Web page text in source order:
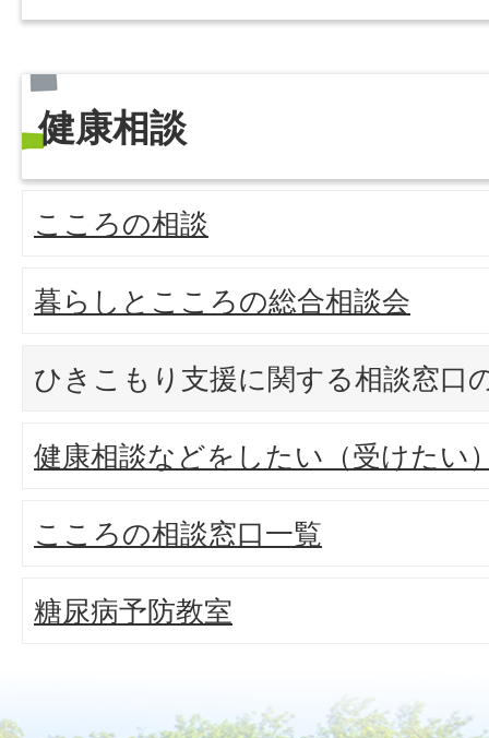
健康相談
こころの相談
暮らしとこころの総合相談会
ひきこもり支援に関する相談窓口
健康相談などをしたい（受けたい
こころの相談窓口一覧
糖尿病予防教室